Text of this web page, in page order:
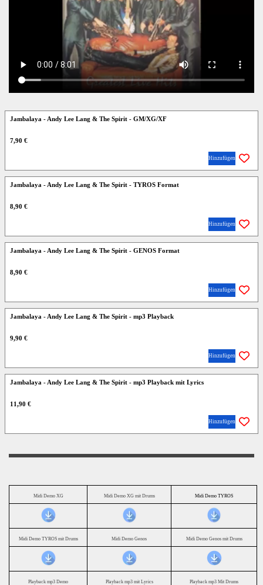
Jambalaya - Andy Lee Lang & The Spirit - GM/XG/XF
7,90 €
Hinzufügen
Jambalaya - Andy Lee Lang & The Spirit - TYROS Format
8,90 €
Hinzufügen
Jambalaya - Andy Lee Lang & The Spirit - GENOS Format
8,90 €
Hinzufügen
Jambalaya - Andy Lee Lang & The Spirit - mp3 Playback
9,90 €
Hinzufügen
Jambalaya - Andy Lee Lang & The Spirit - mp3 Playback mit Lyrics
11,90 €
Hinzufügen
Midi Demo XG Midi Demo XG mit Drums Midi Demo TYROS
Midi Demo TYROS mit Drums Midi Demo Genos Midi Demo Genos mit Drums
Playback mp3 Demo Playback mp3 mit Lyrics Playback mp3 Mit Drums